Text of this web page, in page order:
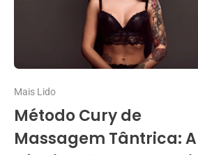
Mais Lido
Método Cury de
Massagem Tântrica: A